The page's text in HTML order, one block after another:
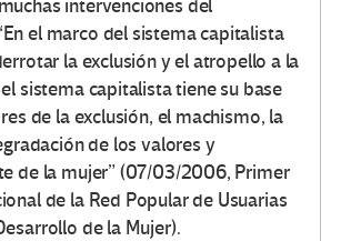
intervenciones del
el marco del sistema capitalista
la exclusión y el atropello a la
sistema capitalista tiene su base
de la exclusión, el machismo, la
de los valores y
de la mujer” (07/03/2006, Primer
de la Red Popular de Usuarias
de la Mujer).